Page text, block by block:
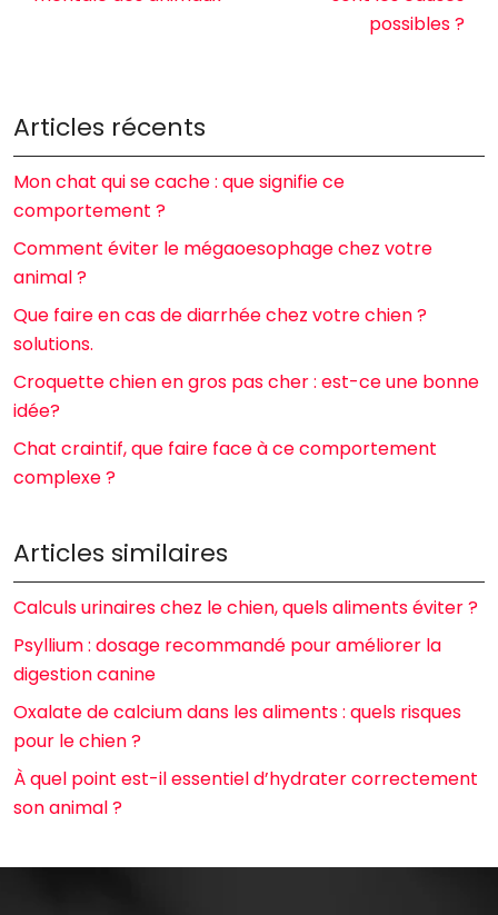
possibles ?
Articles récents
Mon chat qui se cache : que signifie ce
comportement ?
Comment éviter le mégaoesophage chez votre
animal ?
Que faire en cas de diarrhée chez votre chien ?
solutions.
Croquette chien en gros pas cher : est-ce une bonne
idée?
Chat craintif, que faire face à ce comportement
complexe ?
Articles similaires
Calculs urinaires chez le chien, quels aliments éviter ?
Psyllium : dosage recommandé pour améliorer la
digestion canine
Oxalate de calcium dans les aliments : quels risques
pour le chien ?
À quel point est-il essentiel d’hydrater correctement
son animal ?